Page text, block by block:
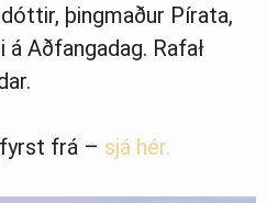
þingmaður Pírata,
Aðfangadag. Rafał
frá – sjá hér.